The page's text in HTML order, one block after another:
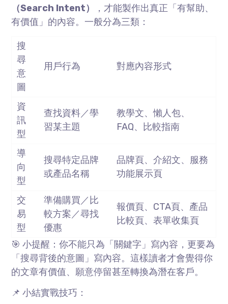
（Search Intent）
，才能製作出真正「有幫助、
有價值」的內容。一般分為三類：
搜
尋
意
圖
用戶行為 對應內容形式
資
訊
型
查找資料／學
習某主題
教學文、懶人包、
FAQ、比較指南
導
向
型
搜尋特定品牌
或產品名稱
品牌頁、介紹文、服務
功能展示頁
交
易
型
準備購買／比
較方案／尋找
優惠
報價頁、 CTA頁、產品
比較頁、表單收集頁
🎯 小提醒：你不能只為「關鍵字」寫內容，更要為
「搜尋背後的意圖」寫內容。這樣讀者才會覺得你
的文章有價值、願意停留甚至轉換為潛在客戶。
📌 小結實戰技巧：